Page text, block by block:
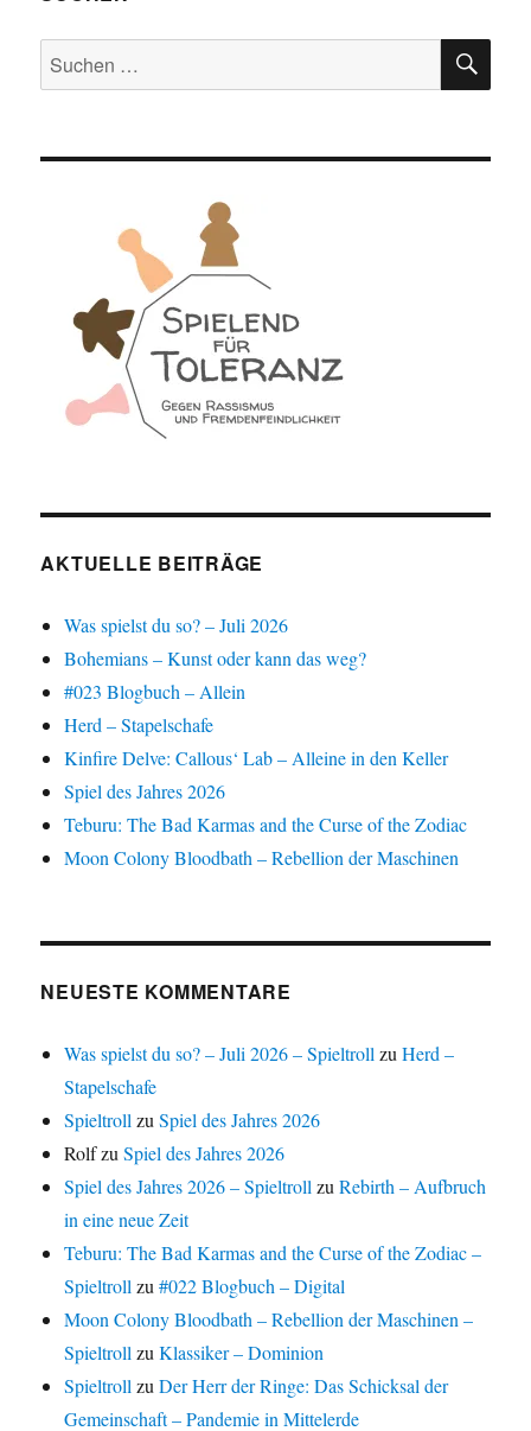
Suchen
nach:
AKTUELLE BEITRÄGE
Was spielst du so? – Juli 2026
Bohemians – Kunst oder kann das weg?
#023 Blogbuch – Allein
Herd – Stapelschafe
Kinfire Delve: Callous‘ Lab – Alleine in den Keller
Spiel des Jahres 2026
Teburu: The Bad Karmas and the Curse of the Zodiac
Moon Colony Bloodbath – Rebellion der Maschinen
NEUESTE KOMMENTARE
Was spielst du so? – Juli 2026 – Spieltroll zuHerd –
Stapelschafe
Spieltroll zuSpiel des Jahres 2026
RolfzuSpiel des Jahres 2026
Spiel des Jahres 2026 – Spieltroll zuRebirth – Aufbruch
in eine neue Zeit
Teburu: The Bad Karmas and the Curse of the Zodiac –
Spieltroll zu#022 Blogbuch – Digital
Moon Colony Bloodbath – Rebellion der Maschinen –
Spieltroll zuKlassiker – Dominion
Spieltroll zuDer Herr der Ringe: Das Schicksal der
Gemeinschaft – Pandemie in Mittelerde